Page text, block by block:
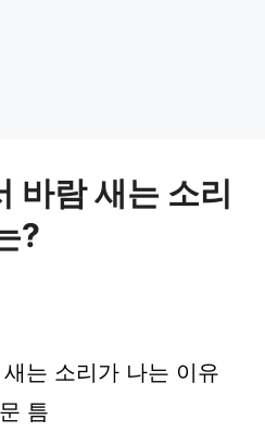
바람 새는 소리
?
는 소리가 나는 이유
틈